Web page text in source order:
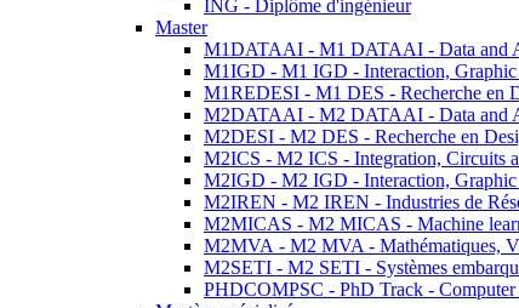
ING - Diplôme d'ingénieur
Master
M1DATAAI - M1 DATAAI - Data and
M1IGD - M1 IGD - Interaction, Graphic
M1REDESI - M1 DES - Recherche en
M2DATAAI - M2 DATAAI - Data and
M2DESI - M2 DES - Recherche en
M2ICS - M2 ICS - Integration, Circuits
M2IGD - M2 IGD - Interaction, Graphic
M2IREN - M2 IREN - Industries de
M2MICAS - M2 MICAS - Machine
M2MVA - M2 MVA - Mathématiques,
M2SETI - M2 SETI - Systèmes
PHDCOMPSC - PhD Track - Computer